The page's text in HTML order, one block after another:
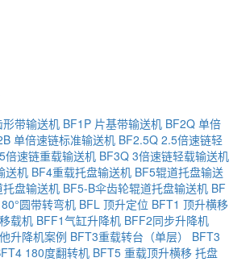
形带输送机 BF1P 片基带输送机 BF2Q 单倍
单倍速链标准输送机 BF2.5Q 2.5倍速链轻
倍速链重载输送机 BF3Q 3倍速链轻载输送机
送机 BF4重载托盘输送机 BF5辊道托盘输送
盘输送机 BF5-B伞齿轮辊道托盘输送机 BF
圆带转弯机 BFL 顶升定位 BFT1 顶升横移
载机 BFF1气缸升降机 BFF2同步升降机
升降机案例 BFT3重载转台（单层） BFT3
180度翻转机 BFT5 重载顶升横移 托盘